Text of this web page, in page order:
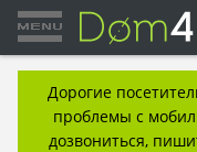
Дорогие
проблемы с
дозвониться,